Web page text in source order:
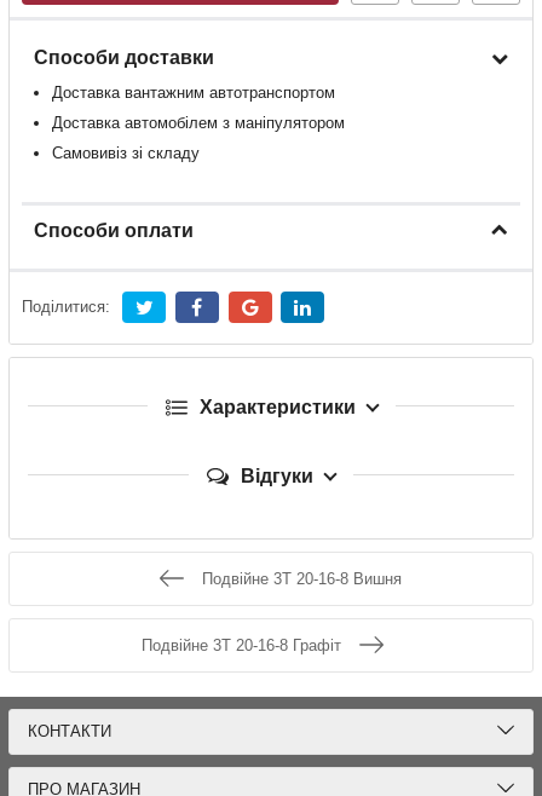
Способи доставки
Доставка вантажним автотранспортом
Доставка автомобілем з маніпулятором
Самовивіз зі складу
Способи оплати
Поділитися:
Характеристики
Відгуки
Подвійне 3Т 20-16-8 Вишня
Подвійне 3Т 20-16-8 Графіт
КОНТАКТИ
ПРО МАГАЗИН